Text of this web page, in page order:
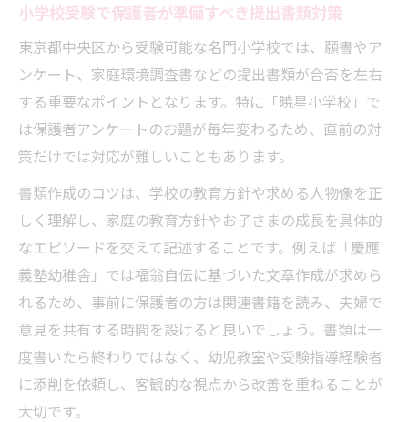
小学校受験で保護者が準備すべき提出書類対策
東京都中央区から受験可能な名門小学校では、願書やア
ンケート、家庭環境調査書などの提出書類が合否を左右
する重要なポイントとなります。特に「暁星小学校」で
は保護者アンケートのお題が毎年変わるため、直前の対
策だけでは対応が難しいこともあります。
書類作成のコツは、学校の教育方針や求める人物像を正
しく理解し、家庭の教育方針やお子さまの成長を具体的
なエピソードを交えて記述することです。例えば「慶應
義塾幼稚舎」では福翁自伝に基づいた文章作成が求めら
れるため、事前に保護者の方は関連書籍を読み、夫婦で
意見を共有する時間を設けると良いでしょう。書類は一
度書いたら終わりではなく、幼児教室や受験指導経験者
に添削を依頼し、客観的な視点から改善を重ねることが
大切です。